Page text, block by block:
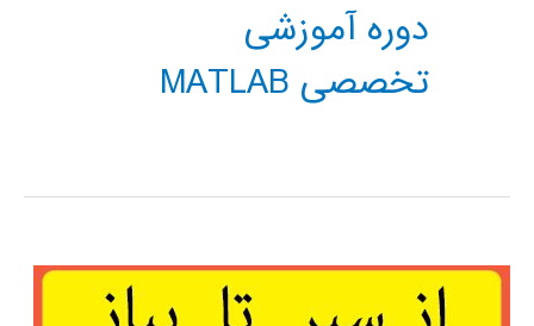
دوره آموزشی
تخصصی MATLAB